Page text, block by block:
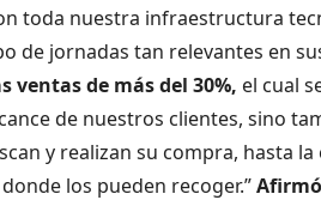
toda nuestra infraestructura
de jornadas tan relevantes en
ventas de más del 30%, el cual
de nuestros clientes, sino
y realizan su compra, hasta
los pueden recoger.”